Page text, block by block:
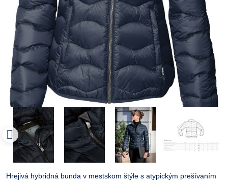
Hrejivá hybridná bunda v mestskom štýle s atypickým prešívaním